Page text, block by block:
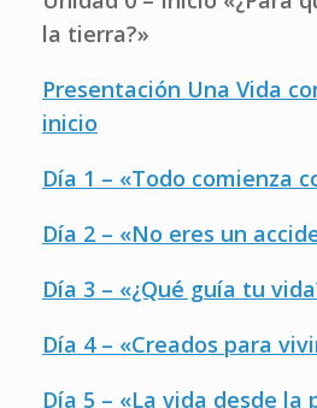
la tierra?»
Presentación Una Vida
inicio
Día 1 – «Todo comienza
Día 2 – «No eres un
Día 3 – «¿Qué guía tu
Día 4 – «Creados para
Día 5 – «La vida desde la